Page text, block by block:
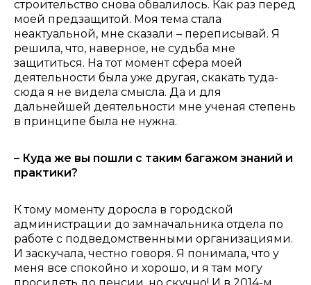
строительство снова обвалилось. Как раз перед
моей предзащитой. Моя тема стала
неактуальной, мне сказали – переписывай. Я
решила, что, наверное, не судьба мне
защититься. На тот момент сфера моей
деятельности была уже другая, скакать туда-
сюда я не видела смысла. Да и для
дальнейшей деятельности мне ученая степень
в принципе была не нужна.
– Куда же вы пошли с таким багажом знаний и
практики?
К тому моменту доросла в городской
администрации до замначальника отдела по
работе с подведомственными организациями.
И заскучала, честно говоря. Я понимала, что у
меня все спокойно и хорошо, и я там могу